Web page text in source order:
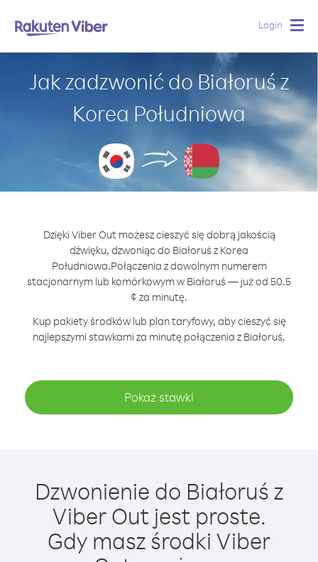
Login
Jak zadzwonić do Białoruś z
Korea Południowa
Dzięki Viber Out możesz cieszyć się dobrą jakością
dźwięku, dzwoniąc do Białoruś z Korea
Południowa.Połączenia z dowolnym numerem
stacjonarnym lub komórkowym w Białoruś — już od 50.5
¢ za minutę.
Kup pakiety środków lub plan taryfowy, aby cieszyć się
najlepszymi stawkami za minutę połączenia z Białoruś.
Pokaż stawki
Dzwonienie do Białoruś z
Viber Out jest proste.
Gdy masz środki Viber